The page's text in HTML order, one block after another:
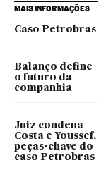
MAIS INFORMAÇÕES
Caso Petrobras
Balanço define
o futuro da
companhia
Juiz condena
Costa e Youssef,
peças-chave do
caso Petrobras